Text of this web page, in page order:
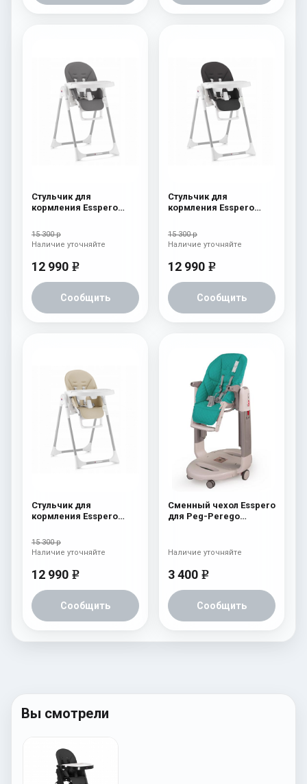
Стульчик для
кормления Esspero
15 300 р
12 990 e
Сообщить
Наличие уточняйте
Стульчик для
кормления Esspero
15 300 р
12 990 e
Сообщить
Наличие уточняйте
Стульчик для
кормления Esspero
15 300 р
12 990 e
Сообщить
Наличие уточняйте
Сменный чехол Esspero
для Peg-Perego
3 400 e
Сообщить
Наличие уточняйте
Вы смотрели